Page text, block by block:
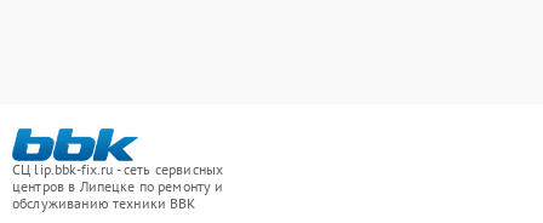
СЦ lip.bbk-fix.ru - сеть сервисных
центров в Липецке по ремонту и
обслуживанию техники BBK